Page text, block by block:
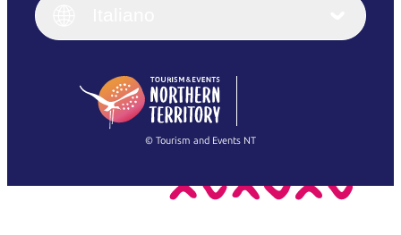
English
(Singapore)
Français
繁體中文
© Tourism and Events NT